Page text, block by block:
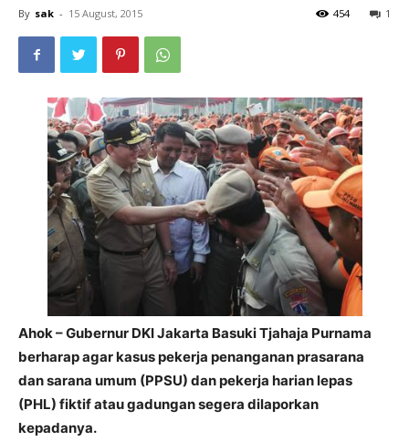
By sak - 15 August, 2015 1
454
Ahok – Gubernur DKI Jakarta Basuki Tjahaja Purnama
berharap agar kasus pekerja penanganan prasarana
dan sarana umum (PPSU) dan pekerja harian lepas
(PHL) fiktif atau gadungan segera dilaporkan
kepadanya.